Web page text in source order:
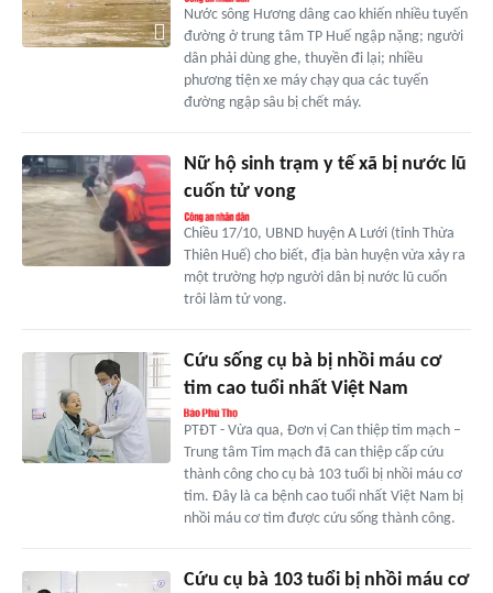
Nước sông Hương dâng cao khiến nhiều tuyến
đường ở trung tâm TP Huế ngập nặng; người
dân phải dùng ghe, thuyền đi lại; nhiều
phương tiện xe máy chạy qua các tuyến
đường ngập sâu bị chết máy.
Nữ hộ sinh trạm y tế xã bị nước lũ
cuốn tử vong
Chiều 17/10, UBND huyện A Lưới (tỉnh Thừa
Thiên Huế) cho biết, địa bàn huyện vừa xảy ra
một trường hợp người dân bị nước lũ cuốn
trôi làm tử vong.
Cứu sống cụ bà bị nhồi máu cơ
tim cao tuổi nhất Việt Nam
PTĐT - Vừa qua, Đơn vị Can thiệp tim mạch –
Trung tâm Tim mạch đã can thiệp cấp cứu
thành công cho cụ bà 103 tuổi bị nhồi máu cơ
tim. Đây là ca bệnh cao tuổi nhất Việt Nam bị
nhồi máu cơ tim được cứu sống thành công.
Cứu cụ bà 103 tuổi bị nhồi máu cơ